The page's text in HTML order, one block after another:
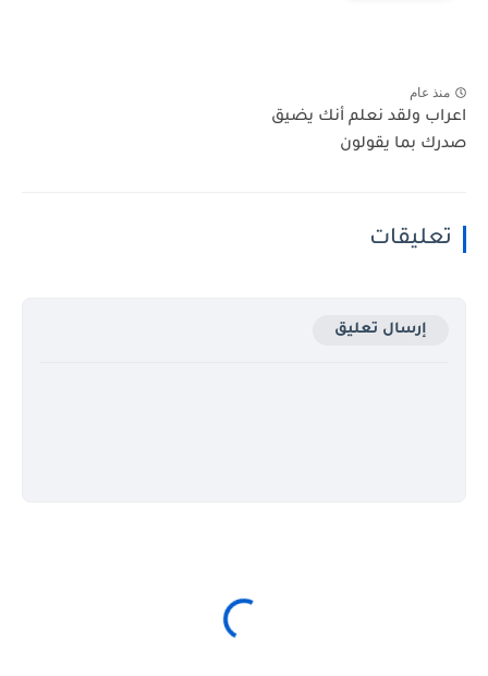
منذ عام
اعراب ولقد نعلم أنك يضيق
صدرك بما يقولون
تعليقات
إرسال تعليق